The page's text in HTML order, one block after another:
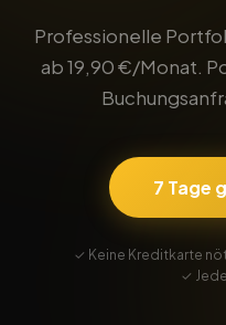
Professionelle
ab 19,90 €/Monat.
7 Tage
✓ Keine Kreditkarte
✓